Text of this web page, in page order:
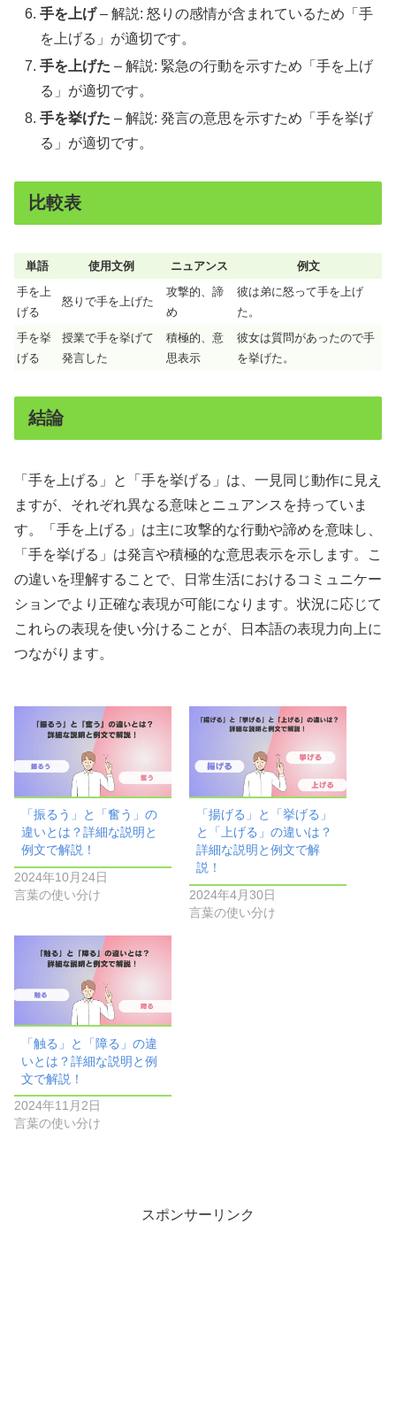
手を上げ– 解説: 怒りの感情が含まれているため「手
を上げる」が適切です。
手を上げた – 解説: 緊急の行動を示すため「手を上げ
る」が適切です。
手を挙げた – 解説: 発言の意思を示すため「手を挙げ
る」が適切です。
比較表
単語 使用文例 ニュアンス
例文
手を上
げる
怒りで手を上げた
攻撃的、諦
め
彼は弟に怒って手を上げ
た。
手を挙
げる
授業で手を挙げて
発言した
積極的、意
思表示
彼女は質問があったので手
を挙げた。
結論
「手を上げる」と「手を挙げる」は、一見同じ動作に見え
ますが、それぞれ異なる意味とニュアンスを持っていま
す。「手を上げる」は主に攻撃的な行動や諦めを意味し、
「手を挙げる」は発言や積極的な意思表示を示します。こ
の違いを理解することで、日常生活におけるコミュニケー
ションでより正確な表現が可能になります。状況に応じて
これらの表現を使い分けることが、日本語の表現力向上に
つながります。
「振るう」と「奮う」の
違いとは？詳細な説明と
例文で解説！
2024年10月24日
言葉の使い分け
「揚げる」と「挙げる」
と「上げる」の違いは？
詳細な説明と例文で解
説！
2024年4月30日
言葉の使い分け
「触る」と「障る」の違
いとは？詳細な説明と例
文で解説！
2024年11月2日
言葉の使い分け
スポンサーリンク